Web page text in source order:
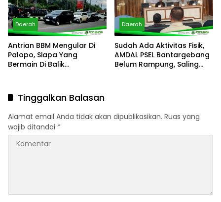
Daerah
Antrian BBM Mengular Di
Palopo, Siapa Yang
Bermain Di Balik
Daerah
Sudah Ada Aktivitas Fisik,
AMDAL PSEL Bantargebang
Belum Rampung, Saling
Tinggalkan Balasan
Alamat email Anda tidak akan dipublikasikan. Ruas yang
wajib ditandai *